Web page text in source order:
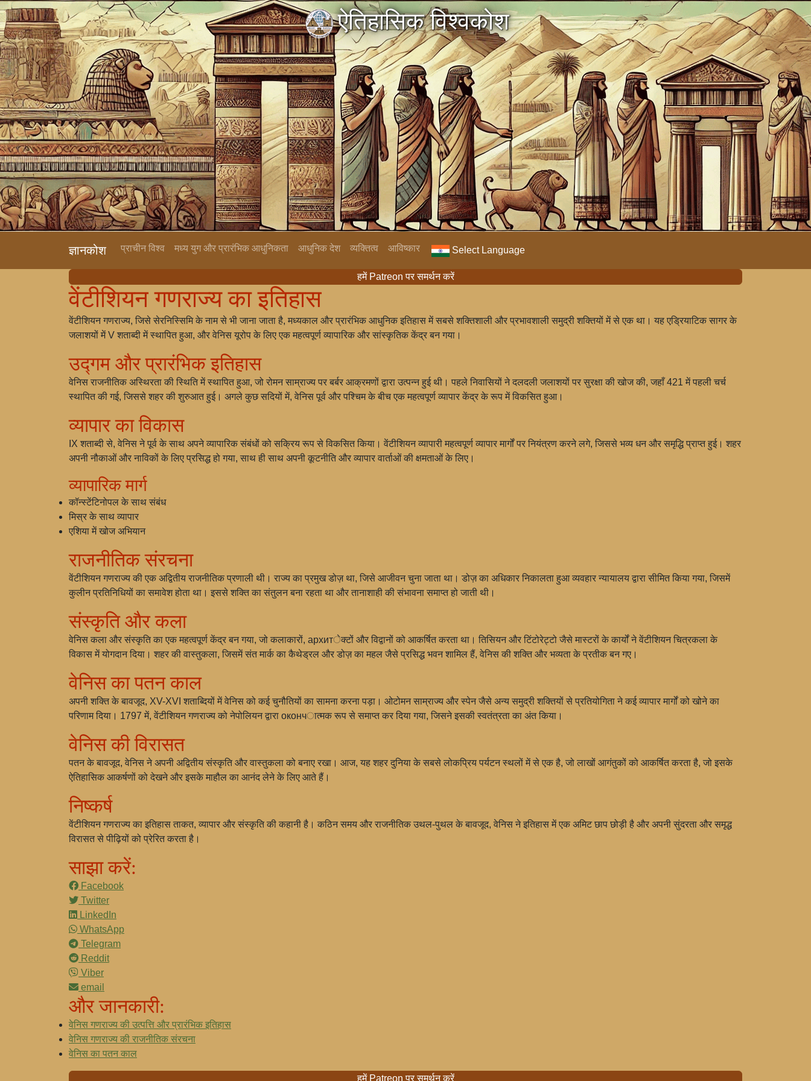
ऐतिहासिक विश्वकोश
ज्ञानकोश प्राचीन विश्व मध्य युग और प्रारंभिक आधुनिकता आधुनिक देश व्यक्तित्व आविष्कार Select Language
हमें Patreon पर समर्थन करें
वेंटीशियन गणराज्य का इतिहास
वेंटीशियन गणराज्य, जिसे सेरनिस्सिमि के नाम से भी जाना जाता है, मध्यकाल और प्रारंभिक आधुनिक इतिहास में सबसे शक्तिशाली और प्रभावशाली समुद्री शक्तियों में से एक था। यह एड्रियाटिक सागर के
जलाशयों में V शताब्दी में स्थापित हुआ, और वेनिस यूरोप के लिए एक महत्वपूर्ण व्यापारिक और सांस्कृतिक केंद्र बन गया।
उद्गम और प्रारंभिक इतिहास
वेनिस राजनीतिक अस्थिरता की स्थिति में स्थापित हुआ, जो रोमन साम्राज्य पर बर्बर आक्रमणों द्वारा उत्पन्न हुई थी। पहले निवासियों ने दलदली जलाशयों पर सुरक्षा की खोज की, जहाँ 421 में पहली चर्च
स्थापित की गई, जिससे शहर की शुरुआत हुई। अगले कुछ सदियों में, वेनिस पूर्व और पश्चिम के बीच एक महत्वपूर्ण व्यापार केंद्र के रूप में विकसित हुआ।
व्यापार का विकास
IX शताब्दी से, वेनिस ने पूर्व के साथ अपने व्यापारिक संबंधों को सक्रिय रूप से विकसित किया। वेंटीशियन व्यापारी महत्वपूर्ण व्यापार मार्गों पर नियंत्रण करने लगे, जिससे भव्य धन और समृद्धि प्राप्त हुई। शहर
अपनी नौकाओं और नाविकों के लिए प्रसिद्ध हो गया, साथ ही साथ अपनी कूटनीति और व्यापार वार्ताओं की क्षमताओं के लिए।
व्यापारिक मार्ग
कॉन्स्टेंटिनोपल के साथ संबंध
मिस्र के साथ व्यापार
एशिया में खोज अभियान
राजनीतिक संरचना
वेंटीशियन गणराज्य की एक अद्वितीय राजनीतिक प्रणाली थी। राज्य का प्रमुख डोज़ था, जिसे आजीवन चुना जाता था। डोज़ का अधिकार निकालता हुआ व्यवहार न्यायालय द्वारा सीमित किया गया, जिसमें
कुलीन प्रतिनिधियों का समावेश होता था। इससे शक्ति का संतुलन बना रहता था और तानाशाही की संभावना समाप्त हो जाती थी।
संस्कृति और कला
वेनिस कला और संस्कृति का एक महत्वपूर्ण केंद्र बन गया, जो कलाकारों, архитेक्टों और विद्वानों को आकर्षित करता था। तिसियन और टिंटोरेट्टो जैसे मास्टरों के कार्यों ने वेंटीशियन चित्रकला के
विकास में योगदान दिया। शहर की वास्तुकला, जिसमें संत मार्क का कैथेड्रल और डोज़ का महल जैसे प्रसिद्ध भवन शामिल हैं, वेनिस की शक्ति और भव्यता के प्रतीक बन गए।
वेनिस का पतन काल
अपनी शक्ति के बावजूद, XV-XVI शताब्दियों में वेनिस को कई चुनौतियों का सामना करना पड़ा। ओटोमन साम्राज्य और स्पेन जैसे अन्य समुद्री शक्तियों से प्रतियोगिता ने कई व्यापार मार्गों को खोने का
परिणाम दिया। 1797 में, वेंटीशियन गणराज्य को नेपोलियन द्वारा окончात्मक रूप से समाप्त कर दिया गया, जिसने इसकी स्वतंत्रता का अंत किया।
वेनिस की विरासत
पतन के बावजूद, वेनिस ने अपनी अद्वितीय संस्कृति और वास्तुकला को बनाए रखा। आज, यह शहर दुनिया के सबसे लोकप्रिय पर्यटन स्थलों में से एक है, जो लाखों आगंतुकों को आकर्षित करता है, जो इसके
ऐतिहासिक आकर्षणों को देखने और इसके माहौल का आनंद लेने के लिए आते हैं।
निष्कर्ष
वेंटीशियन गणराज्य का इतिहास ताकत, व्यापार और संस्कृति की कहानी है। कठिन समय और राजनीतिक उथल-पुथल के बावजूद, वेनिस ने इतिहास में एक अमिट छाप छोड़ी है और अपनी सुंदरता और समृद्ध
विरासत से पीढ़ियों को प्रेरित करता है।
साझा करें:
Facebook
Twitter
LinkedIn
WhatsApp
Telegram
Reddit
Viber
email
और जानकारी:
वेनिस गणराज्य की उत्पत्ति और प्रारंभिक इतिहास
वेनिस गणराज्य की राजनीतिक संरचना
वेनिस का पतन काल
हमें Patreon पर समर्थन करें